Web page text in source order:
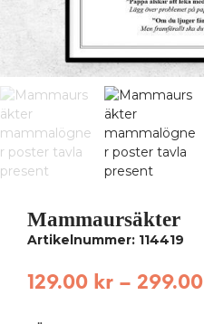
Mammaursäkter
Artikelnummer: 114419
129.00 kr – 299.00